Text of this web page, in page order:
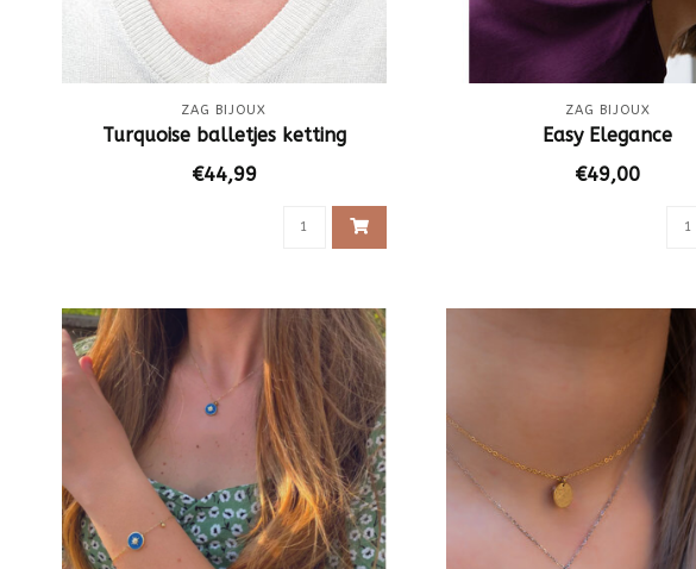
ZAG BIJOUX
Turquoise balletjes ketting
€44,99
ZAG BIJOUX
Easy Elegance
€49,00